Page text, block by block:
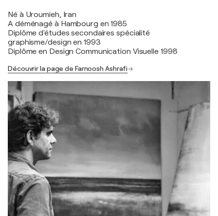
Né à Uroumieh, Iran
A déménagé à Hambourg en 1985
Diplôme d'études secondaires spécialité
graphisme/design en 1993
Diplôme en Design Communication Visuelle 1998
Découvrir la page de Farnoosh Ashrafi